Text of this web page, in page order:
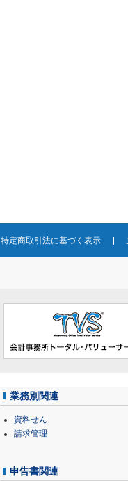
特定商取引法に基づく表示
業務別関連
資料せん
請求管理
申告書関連